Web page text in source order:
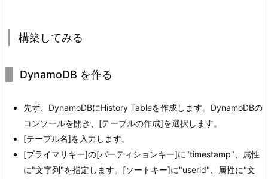
構築してみる
DynamoDB を作る
先ず、DynamoDBにHistory Tableを作成します。DynamoDBの
コンソールを開き、[テーブルの作成]を選択します。
[テーブル名]を入力します。
[プライマリキー]の[パーティションキー]に"timestamp"、属性
に"文字列"を指定します。[ソートキー]に"userid"、属性に"文